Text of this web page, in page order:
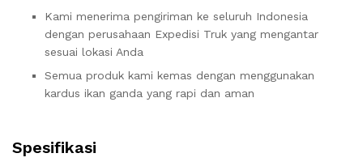
Kami menerima pengiriman ke seluruh Indonesia
dengan perusahaan Expedisi Truk yang mengantar
sesuai lokasi Anda
Semua produk kami kemas dengan menggunakan
kardus ikan ganda yang rapi dan aman
Spesifikasi